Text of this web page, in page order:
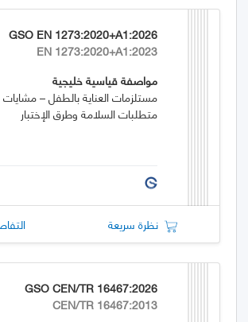
GSO EN 1273:2020+A1:2026
EN 1273:2020+A1:2023
مواصفة قياسية خليجية
مستلزمات العناية بالطفل –
متطلبات السلامة وطرق الإختبار
نظرة سريعة
GSO CEN/TR 16467:2026
CEN/TR 16467:2013